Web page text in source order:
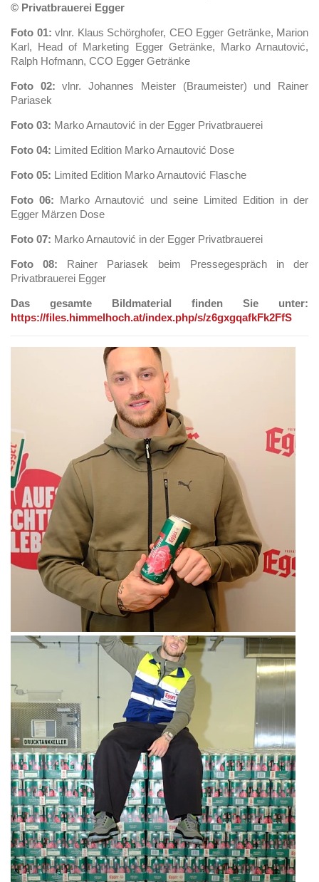
© Privatbrauerei Egger
Foto 01: vlnr. Klaus Schörghofer, CEO Egger Getränke, Marion
Karl, Head of Marketing Egger Getränke, Marko Arnautović,
Ralph Hofmann, CCO Egger Getränke
Foto 02:vlnr. Johannes Meister (Braumeister) und Rainer
Pariasek
Foto 03: Marko Arnautović in der Egger Privatbrauerei
Foto 04: Limited Edition Marko Arnautović Dose
Foto 05: Limited Edition Marko Arnautović Flasche
Foto 06: Marko Arnautović und seine Limited Edition in der
Egger Märzen Dose
Foto 07: Marko Arnautović in der Egger Privatbrauerei
Foto 08: Rainer Pariasek beim Pressegespräch in der
Privatbrauerei Egger
Das gesamte Bildmaterial finden Sie unter:
https://files.himmelhoch.at/index.php/s/z6gxgqafkFk2FfS